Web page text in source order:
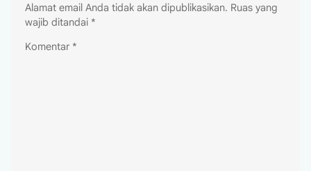
Alamat email Anda tidak akan dipublikasikan. Ruas yang
wajib ditandai *
Komentar *